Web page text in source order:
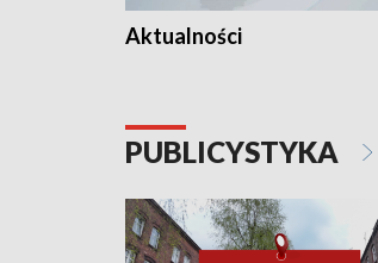
Aktualności
PUBLICYSTYKA